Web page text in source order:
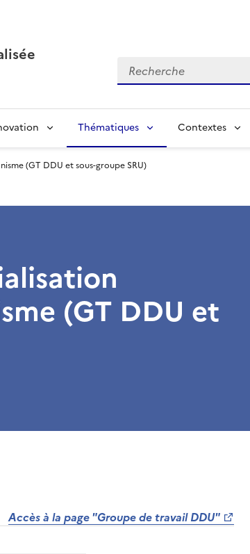
Recherche
Thématiques Contextes
(GT DDU et sous-groupe SRU)
(GT DDU et
Accès à la page "Groupe de travail DDU"